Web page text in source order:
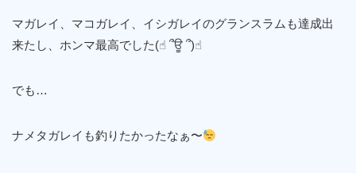
マガレイ、マコガレイ、イシガレイのグランスラムも達成出
来たし、ホンマ最高でした(☝︎ ՞ਊ ՞)☝︎
でも…
ナメタガレイも釣りたかったなぁ〜